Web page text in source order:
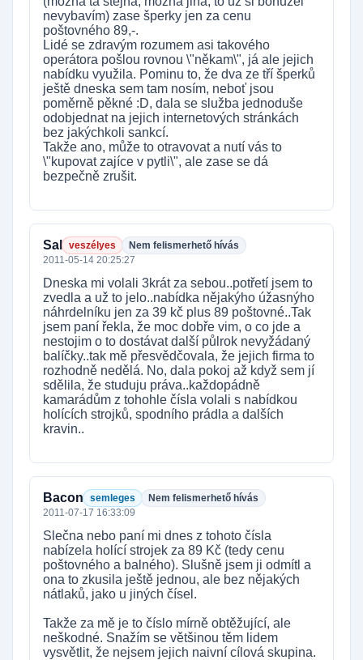
nevybavím) zase šperky jen za cenu
poštovného 89,-.
Lidé se zdravým rozumem asi takového
operátora pošlou rovnou \"někam\", já ale jejich
nabídku využila. Pominu to, že dva ze tří šperků
ještě dneska sem tam nosím, neboť jsou
poměrně pěkné :D, dala se služba jednoduše
odobjednat na jejich internetových stránkách
bez jakýchkoli sankcí.
Takže ano, může to otravovat a nutí vás to
\"kupovat zajíce v pytli\", ale zase se dá
bezpečně zrušit.
Sal veszélyes
Nem felismerhető hívás
2011-05-14 20:25:27
Dneska mi volali 3krát za sebou..potřetí jsem to
zvedla a už to jelo..nabídka nějakýho úžasnýho
náhrdelníku jen za 39 kč plus 89 poštovné..Tak
jsem paní řekla, že moc dobře vim, o co jde a
nestojim o to dostávat další půlrok nevyžádaný
balíčky..tak mě přesvědčovala, že jejich firma to
rozhodně nedělá. No, dala pokoj až když sem jí
sdělila, že studuju práva..každopádně
kamarádům z tohohle čísla volali s nabídkou
holících strojků, spodního prádla a dalších
kravin..
Bacon semleges
Nem felismerhető hívás
2011-07-17 16:33:09
Slečna nebo paní mi dnes z tohoto čísla
nabízela holící strojek za 89 Kč (tedy cenu
poštovného a balného). Slušně jsem ji odmítl a
ona to zkusila ještě jednou, ale bez nějakých
nátlaků, jako u jiných čísel.
Takže za mě je to číslo mírně obtěžující, ale
neškodné. Snažím se většinou těm lidem
vysvětlit, že nejsem jejich naivní cílová skupina.